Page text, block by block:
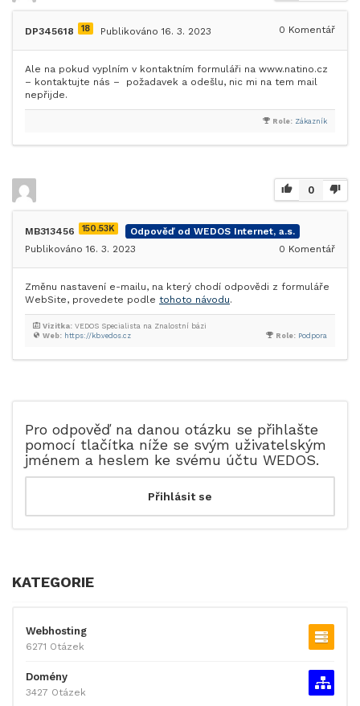
DP345618 18 Publikováno 16. 3. 2023 0 Komentář
Ale na pokud vyplním v kontaktním formuláři na www.natino.cz
– kontaktujte nás – požadavek a odešlu, nic mi na tem mail
nepřijde.
Role: Zákazník
0
MB313456 150.53K
Odpověď od WEDOS Internet, a.s.
Publikováno 16. 3. 2023
0 Komentář
Změnu nastavení e-mailu, na který chodí odpovědi z formuláře
WebSite, provedete podle tohoto návodu.
Role: Podpora
Web: https://kb.vedos.cz
Vizitka: VEDOS Specialista na Znalostní bázi
Pro odpověď na danou otázku se přihlašte
pomocí tlačítka níže se svým uživatelským
jménem a heslem ke svému účtu WEDOS.
KATEGORIE
Webhosting
6271 Otázek
Domény
3427 Otázek